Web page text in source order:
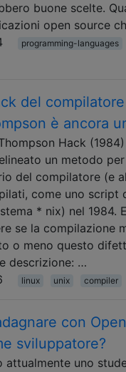
buone scelte.
open source
programming-languages
del
è ancora
Hack
un metodo
del compilatore (e
come uno script
* nix) nel 1984.
se la compilazione
o meno questo
descrizione: …
linux unix compiler
con
sviluppatore?
attualmente uno